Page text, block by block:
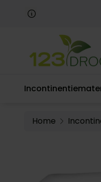
Ga naar de inhoud
Home